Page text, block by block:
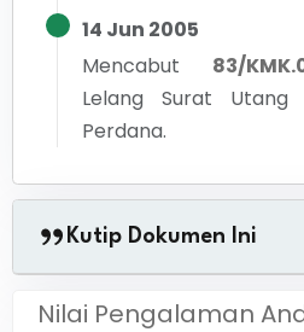
14 Jun 2005
Mencabut
83/
Lelang Surat
Perdana.
Kutip Dokumen Ini
Nilai Pengalaman